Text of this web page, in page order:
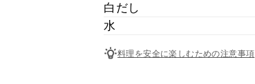
白だし
水
料理を安全に楽しむための注意事項